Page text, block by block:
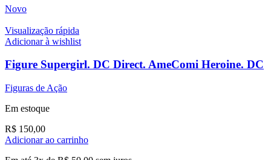
Novo
Visualização rápida
Adicionar à wishlist
Figure Supergirl. DC Direct. AmeComi Heroine. DC
Figuras de Ação
Em estoque
R$ 150,00
Adicionar ao carrinho